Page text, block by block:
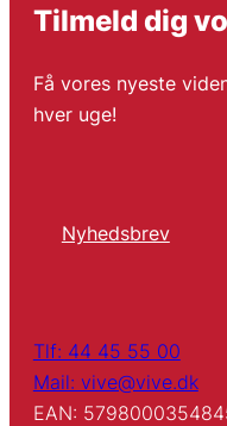
Tilmeld dig
Få vores nyeste
hver uge!
Nyhedsbrev
Tlf: 44 45 55 00
Mail: vive@vive.dk
EAN: